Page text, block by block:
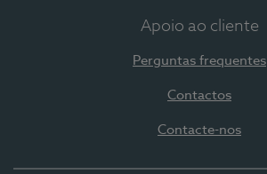
Apoio ao cliente
Perguntas frequentes
Contactos
Contacte-nos